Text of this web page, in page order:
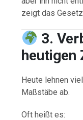
zeigt das
3.
heutigen
Heute lehnen
Maßstäbe ab.
Oft heißt es: